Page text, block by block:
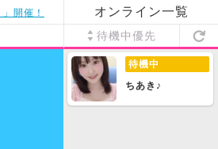
開催！ オンライン一覧
待機中優先
待機中
ちあき♪